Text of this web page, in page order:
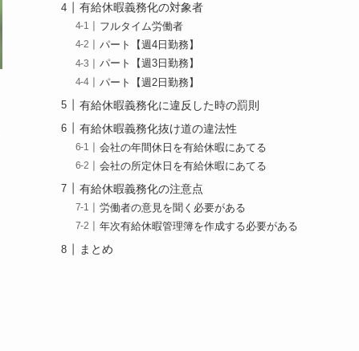
有給休暇義務化の対象者
フルタイム労働者
パート【週4日勤務】
パート【週3日勤務】
パート【週2日勤務】
有給休暇義務化に違反した時の罰則
有給休暇義務化抜け道の違法性
会社の年間休日を有給休暇にあてる
会社の所定休日を有給休暇にあてる
有給休暇義務化の注意点
労働者の意見を聞く必要がある
年次有給休暇管理簿を作成する必要がある
まとめ